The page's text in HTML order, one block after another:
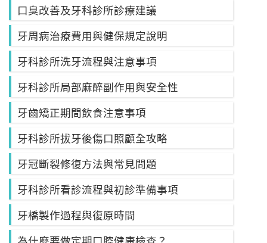
口臭改善及牙科診所診療建議
牙周病治療費用與健保規定說明
牙科診所洗牙流程與注意事項
牙科診所局部麻醉副作用與安全性
牙齒矯正期間飲食注意事項
牙科診所拔牙後傷口照顧全攻略
牙冠斷裂修復方法與常見問題
牙科診所看診流程與初診準備事項
牙橋製作過程與復原時間